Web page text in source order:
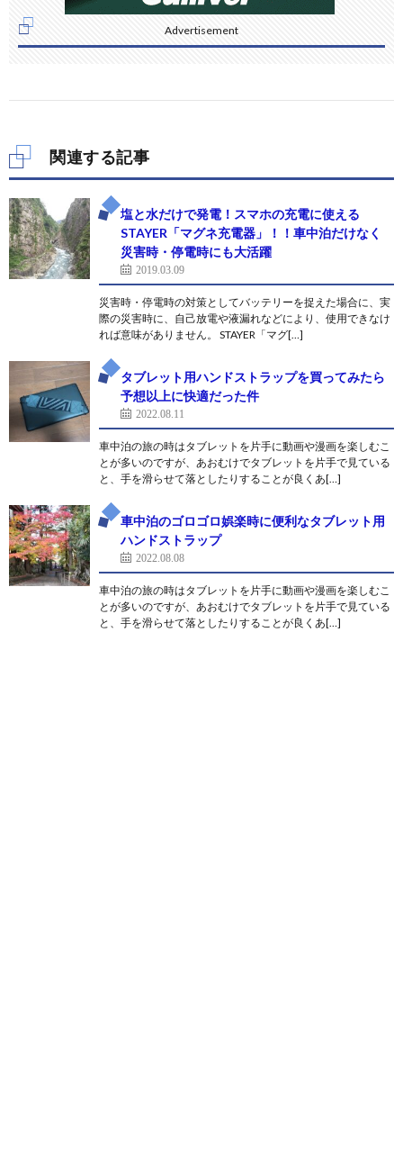
Advertisement
関連する記事
塩と水だけで発電！スマホの充電に使える
STAYER「マグネ充電器」！！車中泊だけなく
災害時・停電時にも大活躍
2019.03.09
災害時・停電時の対策としてバッテリーを捉えた場合に、実
際の災害時に、自己放電や液漏れなどにより、使用できなけ
れば意味がありません。 STAYER「マグ[…]
タブレット用ハンドストラップを買ってみたら
予想以上に快適だった件
2022.08.11
車中泊の旅の時はタブレットを片手に動画や漫画を楽しむこ
とが多いのですが、あおむけでタブレットを片手で見ている
と、手を滑らせて落としたりすることが良くあ[…]
車中泊のゴロゴロ娯楽時に便利なタブレット用
ハンドストラップ
2022.08.08
車中泊の旅の時はタブレットを片手に動画や漫画を楽しむこ
とが多いのですが、あおむけでタブレットを片手で見ている
と、手を滑らせて落としたりすることが良くあ[…]